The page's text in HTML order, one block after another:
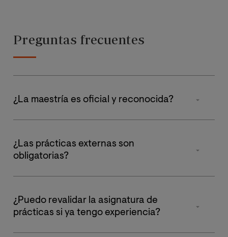
Preguntas frecuentes
¿La maestría es oficial y reconocida?
de Universidades de España, y publicada en el Registro
de Universidades, Centros y Títulos (RUCT) del
Ministerio de Educación y Formación Profesional del
Gobierno de España.
¿Las prácticas externas son
obligatorias?
prácticas (100 horas), que podrás realizar en centros de
día, hospitales, residencias o entidades
gerontológicas. También podrás hacer hasta 500 horas
extracurriculares.
¿Puedo revalidar la asignatura de
prácticas si ya tengo experiencia?